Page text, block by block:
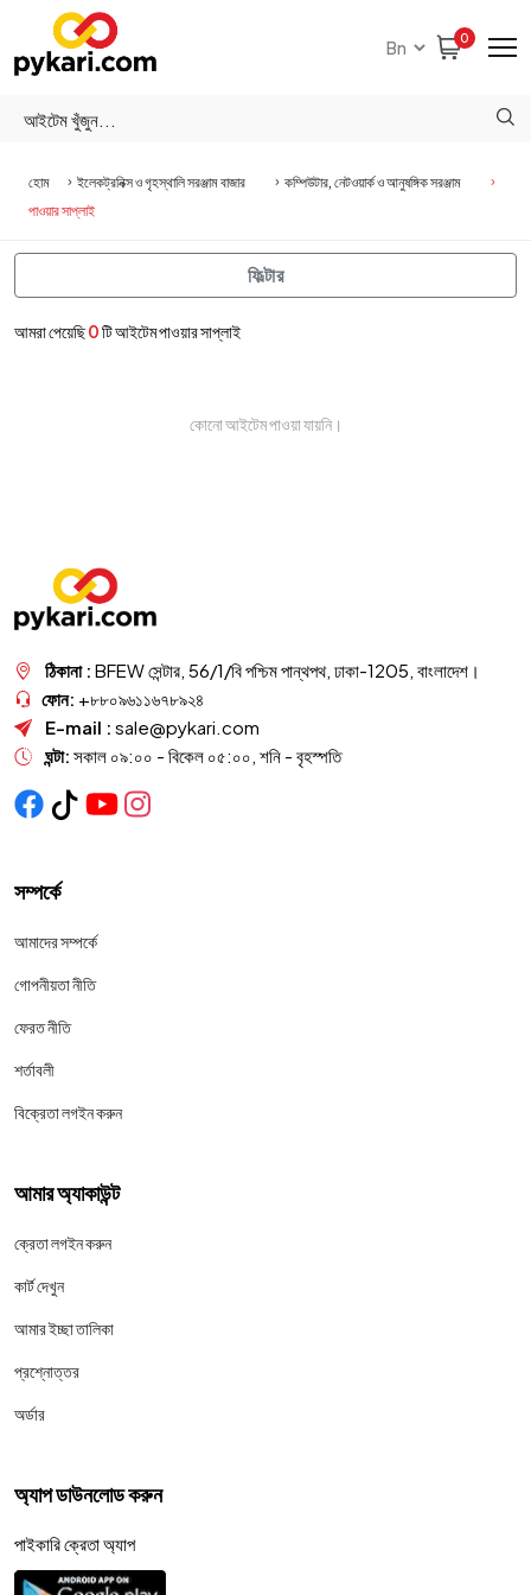
0
হোম ইলেকট্রনিক্স ও গৃহস্থালি সরঞ্জাম বাজার
কম্পিউটার, নেটওয়ার্ক ও আনুষঙ্গিক সরঞ্জাম
পাওয়ার সাপ্লাই
আমরা পেয়েছি0টি আইটেম পাওয়ার সাপ্লাই
কোনো আইটেম পাওয়া যায়নি।
ফিল্টার
ঠিকানা : BFEW সেন্টার, 56/1/বি পশ্চিম পান্থপথ, ঢাকা-1205, বাংলাদেশ।
ফোন: +৮৮০৯৬১১৬৭৮৯২৪
E-mail : sale@pykari.com
ঘন্টা: সকাল ০৯:০০ - বিকেল ০৫:০০, শনি - বৃহস্পতি
সম্পর্কে
আমাদের সম্পর্কে
গোপনীয়তা নীতি
ফেরত নীতি
শর্তাবলী
বিক্রেতা লগইন করুন
আমার অ্যাকাউন্ট
ক্রেতা লগইন করুন
কার্ট দেখুন
আমার ইচ্ছা তালিকা
প্রশ্নোত্তর
অর্ডার
অ্যাপ ডাউনলোড করুন
পাইকারি ক্রেতা অ্যাপ